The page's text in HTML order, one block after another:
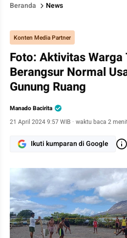
Beranda News
Konten Media Partner
Foto: Aktivitas Warga
Berangsur Normal
Gunung Ruang
Manado Bacirita
21 April 2024 9:57 WIB · waktu baca 2
Ikuti kumparan di Google